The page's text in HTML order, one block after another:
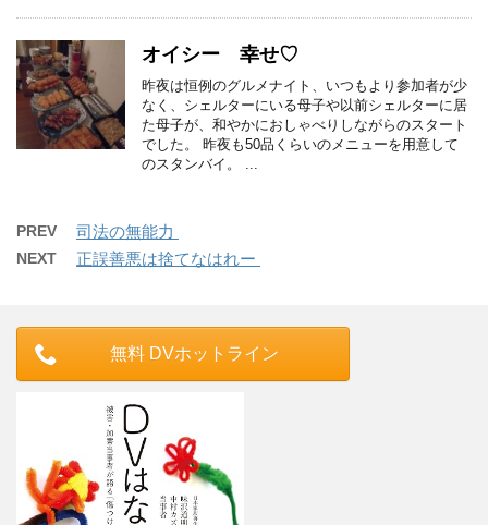
オイシー 幸せ♡
昨夜は恒例のグルメナイト、いつもより参加者が少
なく、シェルターにいる母子や以前シェルターに居
た母子が、和やかにおしゃべりしながらのスタート
でした。 昨夜も50品くらいのメニューを用意して
のスタンバイ。 ...
PREV 司法の無能力
NEXT 正誤善悪は捨てなはれー
無料 DVホットライン